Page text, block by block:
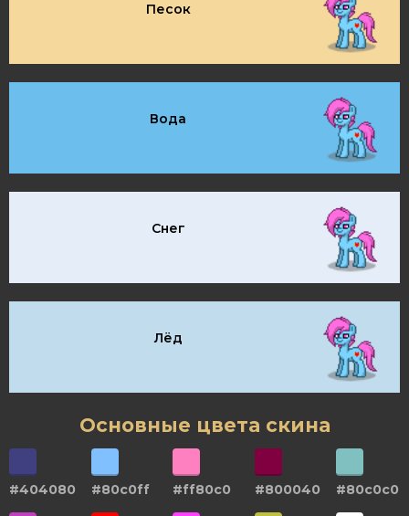
Песок
Вода
Снег
Лёд
Основные цвета скина
#404080 #80c0ff #ff80c0 #800040 #80c0c0